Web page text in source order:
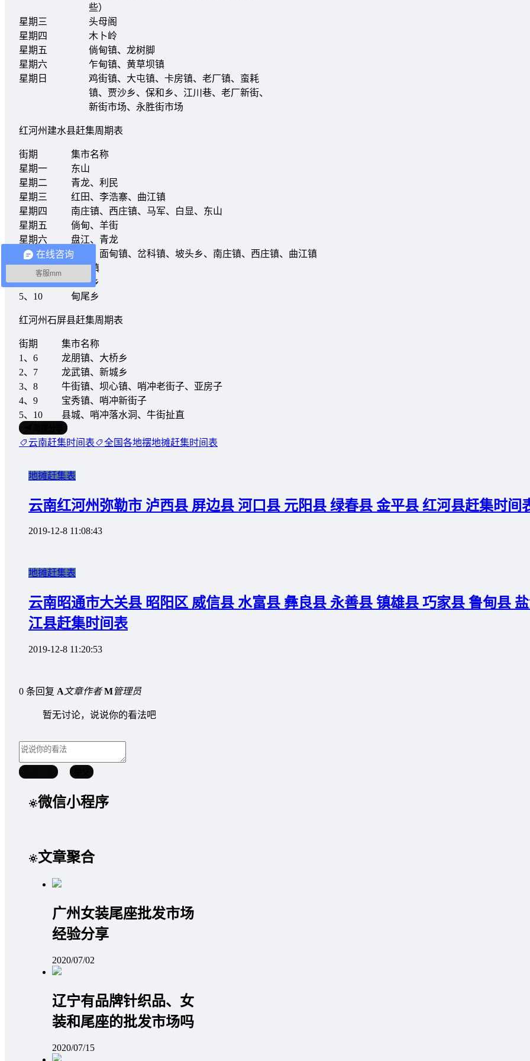
些）
星期三
头母阁
星期四
木卜岭
星期五
倘甸镇、龙树脚
星期六
乍甸镇、黄草坝镇
星期日
鸡街镇、大屯镇、卡房镇、老厂镇、蛮耗
镇、贾沙乡、保和乡、江川巷、老厂新街、
新街市场、永胜街市场
红河州建水县赶集周期表
街期
集市名称
星期一
东山
星期二
青龙、利民
星期三
红田、李浩寨、曲江镇
星期四
南庄镇、西庄镇、马军、白显、东山
星期五
倘甸、羊街
星期六
盘江、青龙
星期日
县城、面甸镇、岔科镇、坡头乡、南庄镇、西庄镇、曲江镇
鼠龙猴
官厅镇
鼠马
普雄乡
5、10
甸尾乡
红河州石屏县赶集周期表
街期
集市名称
1、6
龙朋镇、大桥乡
2、7
龙武镇、新城乡
3、8
牛街镇、坝心镇、哨冲老街子、亚房子
4、9
宝秀镇、哨冲新街子
5、10
县城、哨冲落水洞、牛街扯直
云南赶集时间表 全国各地摆地摊赶集时间表
地摊赶集表
云南红河州弥勒市 泸西县 屏边县 河口县 元阳县 绿春县 金平县 红河县赶集时间
2019-12-8 11:08:43
地摊赶集表
云南昭通市大关县 昭阳区 威信县 水富县 彝良县 永善县 镇雄县 巧家县 鲁甸县
江县赶集时间表
2019-12-8 11:20:53
0 条回复 A 文章作者 M管理员
暂无讨论，说说你的看法吧
微信小程序
文章聚合
广州女装尾座批发市场
经验分享
2020/07/02
辽宁有品牌针织品、女
装和尾座的批发市场吗
2020/07/15
在线咨询
客服mm